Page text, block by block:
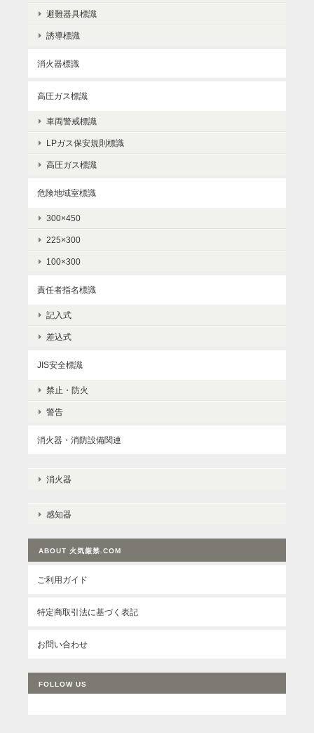
避難器具標識
誘導標識
消火器標識
高圧ガス標識
車両警戒標識
LPガス保安規則標識
高圧ガス標識
危険地域室標識
300×450
225×300
100×300
責任者指名標識
記入式
差込式
JIS安全標識
禁止・防火
警告
消火器・消防設備関連
消火器
感知器
ABOUT 火気厳禁.COM
ご利用ガイド
特定商取引法に基づく表記
お問い合わせ
FOLLOW US